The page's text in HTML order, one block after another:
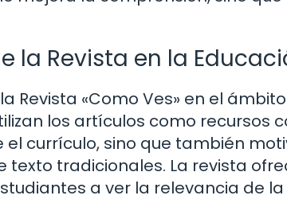
la Revista en la
Revista «Como Ves» en el
los artículos como recursos
el currículo, sino que también
texto tradicionales. La revista
a ver la relevancia de